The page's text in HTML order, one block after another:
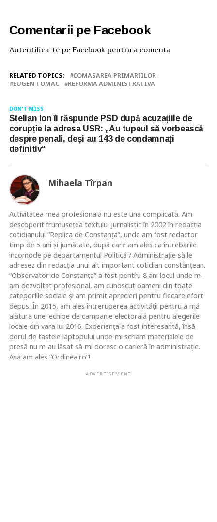
Comentarii pe Facebook
Autentifica-te pe Facebook pentru a comenta
RELATED TOPICS:
COMASAREA PRIMARIILOR
EUGEN TOMAC
REFORMA ADMINISTRATIVA
DON'T MISS
Stelian Ion îi răspunde PSD după acuzațiile de
corupție la adresa USR: „Au tupeul să vorbească
despre penali, deși au 143 de condamnați
definitiv“
Mihaela Tîrpan
Activitatea mea profesională nu este una complicată. Am
descoperit frumusețea textului jurnalistic în 2002 în redacția
cotidianului “Replica de Constanța”, unde am fost redactor
timp de 5 ani și jumătate, după care am ales ca întrebările
incomode pe departamentul Politică / Administrație să le
adresez din redacția unui alt important cotidian constănțean.
“Observator de Constanța” a fost pentru 8 ani locul unde m-
am dezvoltat profesional, am cunoscut oameni din toate
categoriile sociale și am primit aprecieri pentru fiecare efort
depus. În 2015, am ales întreruperea activității pentru a mă
alătura unei echipe de campanie electorală pentru alegerile
locale din vara lui 2016. Experiența a fost interesantă, însă
dorul de tastele laptopului unde-mi scriam materialele de
presă nu m-au lăsat să-mi doresc o carieră în administrație.
Așa am ales “Ordinea.ro”!
ADVERTISEMENT